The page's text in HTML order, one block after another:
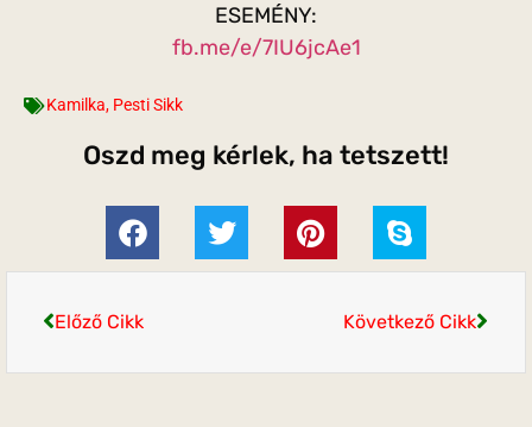
ESEMÉNY:
fb.me/e/7IU6jcAe1
Kamilka, Pesti Sikk
Oszd meg kérlek, ha tetszett!
Előző Cikk Következő Cikk